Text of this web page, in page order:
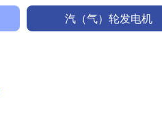
汽（气）轮发电机